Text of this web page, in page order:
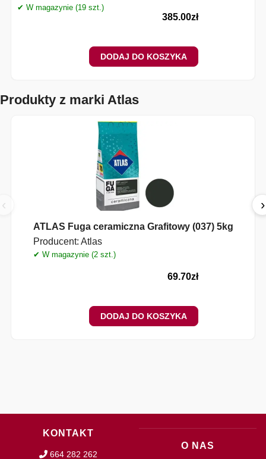
✔ W magazynie (19 szt.)
385.00zł
DODAJ DO KOSZYKA
Produkty z marki Atlas
‹
ATLAS Fuga ceramiczna Grafitowy (037) 5kg
Producent: Atlas
✔ W magazynie (2 szt.)
69.70zł
DODAJ DO KOSZYKA
›
KONTAKT
664 282 262
O NAS